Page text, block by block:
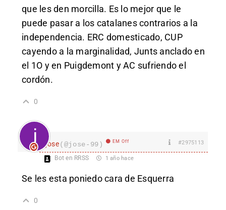
que les den morcilla. Es lo mejor que le
puede pasar a los catalanes contrarios a la
independencia. ERC domesticado, CUP
cayendo a la marginalidad, Junts anclado en
el 1O y en Puigdemont y AC sufriendo el
cordón.
0
jose(@jose-99) EM Off #2975113
Bot en RRSS 1 año hace
Se les esta poniedo cara de Esquerra
0